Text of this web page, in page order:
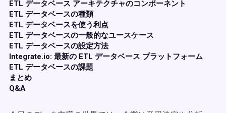
ETL データベース アーキテクチャのコンポーネント
ETL データベースの種類
ETL データベースを使う利点
ETL データベースの一般的なユースケース
ETL データベースの設定方法
Integrate.io: 最新の ETL データベース プラットフォーム
ETL データベースの課題
まとめ
Q&A